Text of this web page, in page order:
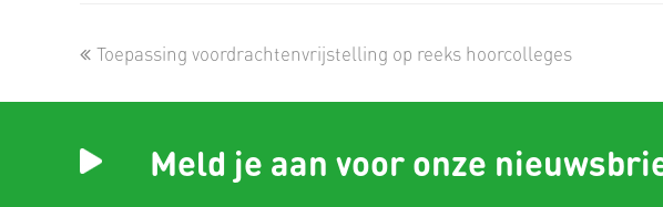
previous
Toepassing voordrachtenvrijstelling op reeks hoorcolleges
Meld je aan voor onze